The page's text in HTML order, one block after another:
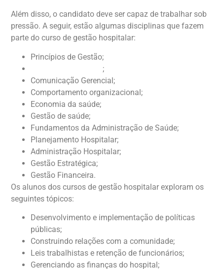
Além disso, o candidato deve ser capaz de trabalhar sob
pressão. A seguir, estão algumas disciplinas que fazem
parte do curso de gestão hospitalar:
Princípios de Gestão;
;
Comunicação Gerencial;
Comportamento organizacional;
Economia da saúde;
Gestão de saúde;
Fundamentos da Administração de Saúde;
Planejamento Hospitalar;
Administração Hospitalar;
Gestão Estratégica;
Gestão Financeira.
Os alunos dos cursos de gestão hospitalar exploram os
seguintes tópicos:
Desenvolvimento e implementação de políticas
públicas;
Construindo relações com a comunidade;
Leis trabalhistas e retenção de funcionários;
Gerenciando as finanças do hospital;